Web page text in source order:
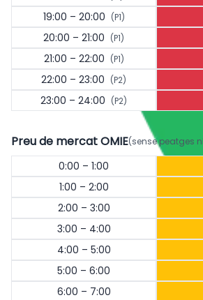
19:00 – 20:00 (P1)
20:00 – 21:00 (P1)
21:00 – 22:00 (P1)
22:00 – 23:00 (P2)
23:00 – 24:00 (P2)
Preu de mercat OMIE(sense peatges
0:00 – 1:00
1:00 – 2:00
2:00 – 3:00
3:00 – 4:00
4:00 – 5:00
5:00 – 6:00
6:00 – 7:00